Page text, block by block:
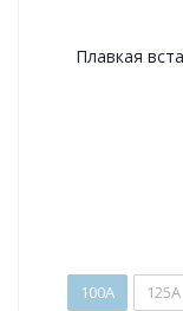
Плавкая
100А 125А